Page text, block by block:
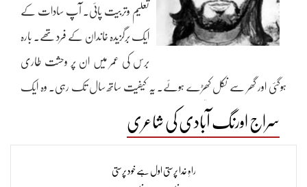
تعلیم وتربیت پائی۔ آپ سادات کے
ایک برگزیدہ خاندان کے فرد تھے۔ بارہ
برس کی عمر میں ان پر وحشت طاری
ہوگئی اور گھر سے نکل کھڑے ہوئے۔ یہ کیفیت ساتھ سال تک رہی۔ وہ ایک
درویش اور باکمال صوفی بزرگ تھے۔ ان کے مرید اور شاگرد بہ کثرت تھے ۔ انھوں
نے ہر صنف سخن میں طبع آزمائی کی۔ اردو کی ایک ضخیم کلیات ، فارسی اساتذہ
کے کلام کا انتخاب اور ایک مثنوی’’بوستان خیال‘‘ ان کی یادگار ہے۔ ولیؔ کے
سراج اورنگ آبادی کی شاعری
راہِ خدا پرستی اول ہے خود پرستی